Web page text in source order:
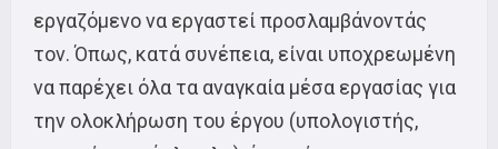
εργαζόμενο να εργαστεί προσλαμβάνοντάς
τον. Όπως, κατά συνέπεια, είναι υποχρεωμένη
να παρέχει όλα τα αναγκαία μέσα εργασίας για
την ολοκλήρωση του έργου (υπολογιστής,